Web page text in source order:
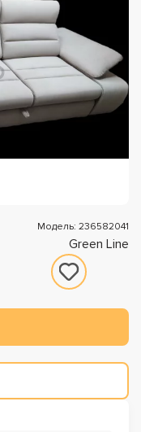
Модель: 236582041
Green Line